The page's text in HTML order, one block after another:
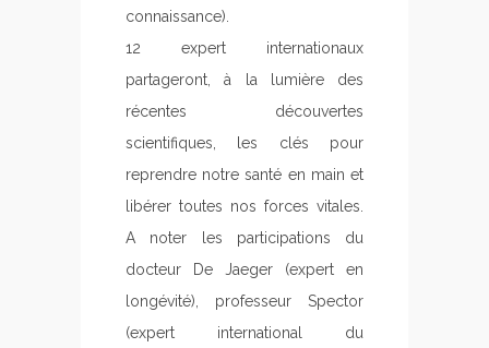
connaissance).
12 expert internationaux
partageront, à la lumière des
récentes découvertes
scientifiques, les clés pour
reprendre notre santé en main et
libérer toutes nos forces vitales.
A noter les participations du
docteur De Jaeger (expert en
longévité), professeur Spector
(expert international du